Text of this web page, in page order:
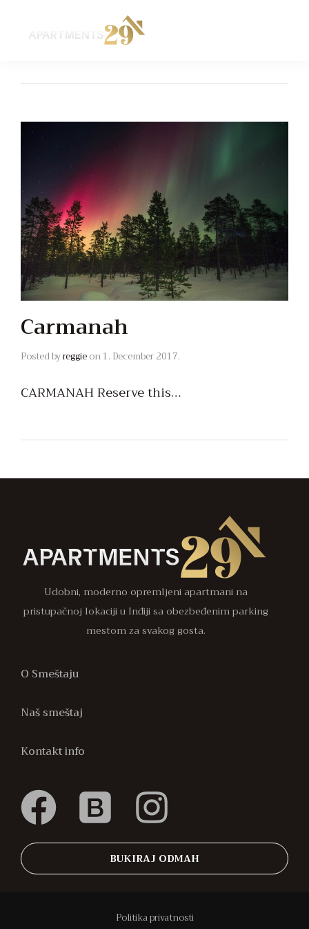
Carmanah
Posted byreggieon1. December 2017.
CARMANAH Reserve this…
Udobni, moderno opremljeni apartmani na
pristupačnoj lokaciji u Inđiji sa obezbeđenim parking
mestom za svakog gosta.
O Smeštaju
Naš smeštaj
Kontakt info
BUKIRAJ ODMAH
Politika privatnosti